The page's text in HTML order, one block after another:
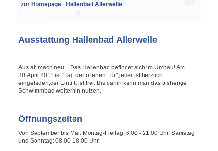
zur Homepage Hallenbad Allerwelle
Ausstattung Hallenbad Allerwelle
Aus alt mach neu....Das Hallenbad befindet sich im Umbau! Am
30.April 2011 ist "Tag der offenen Tür",jeder ist herzlich
eingeladen,der Eintritt ist frei. Bis dahin kann man das bisherige
Schwimmbad weiterhin nutzen.
Öffnungszeiten
Von September bis Mai. Montag-Freitag: 6.00 - 21.00 Uhr. Samstag
und Sonntag: 08.00-18.00 Uhr.